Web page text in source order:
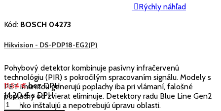
Rýchly náhľad
Kód: BOSCH 04273
Hikvision - DS-PDP18-EG2(P)
Pohybový detektor kombinuje pasívny infračervenú
technológiu (PIR) s pokročilým spracovaním signálu. Modely s
PET imunitou generujú poplachy iba pri vlámaní, falošné
poplachy od zvierat eliminuje. Detektory radu Blue Line Gen2
sa ľahko inštalujú a nepotrebujú úpravu oblasti.
11,54 € bez DPH
14,20 € s DPH